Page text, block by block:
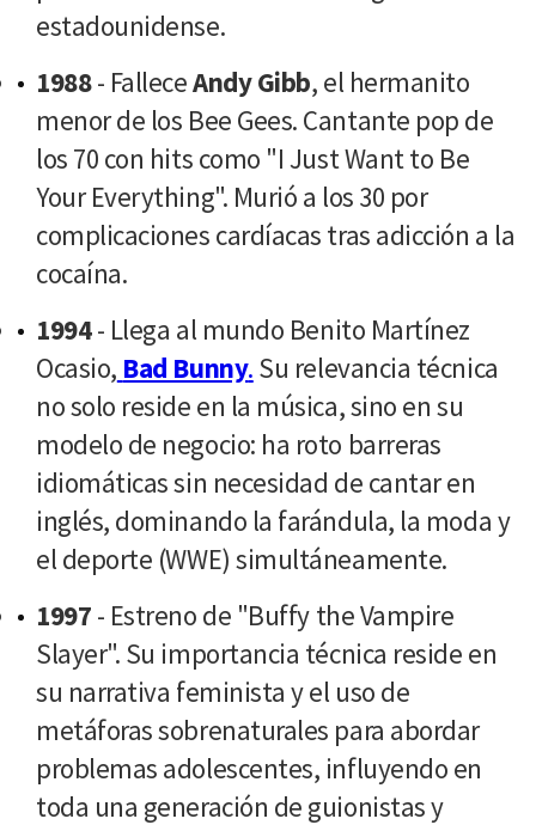
estadounidense.
1988- FalleceAndy Gibb, el hermanito
menor de los Bee Gees. Cantante pop de
los 70 con hits como "I Just Want to Be
Your Everything". Murió a los 30 por
complicaciones cardíacas tras adicción a la
cocaína.
1994- Llega al mundo Benito Martínez
Ocasio, Bad Bunny. Su relevancia técnica
no solo reside en la música, sino en su
modelo de negocio: ha roto barreras
idiomáticas sin necesidad de cantar en
inglés, dominando la farándula, la moda y
el deporte (WWE) simultáneamente.
1997 - Estreno de "Buffy the Vampire
Slayer". Su importancia técnica reside en
su narrativa feminista y el uso de
metáforas sobrenaturales para abordar
problemas adolescentes, influyendo en
toda una generación de guionistas y